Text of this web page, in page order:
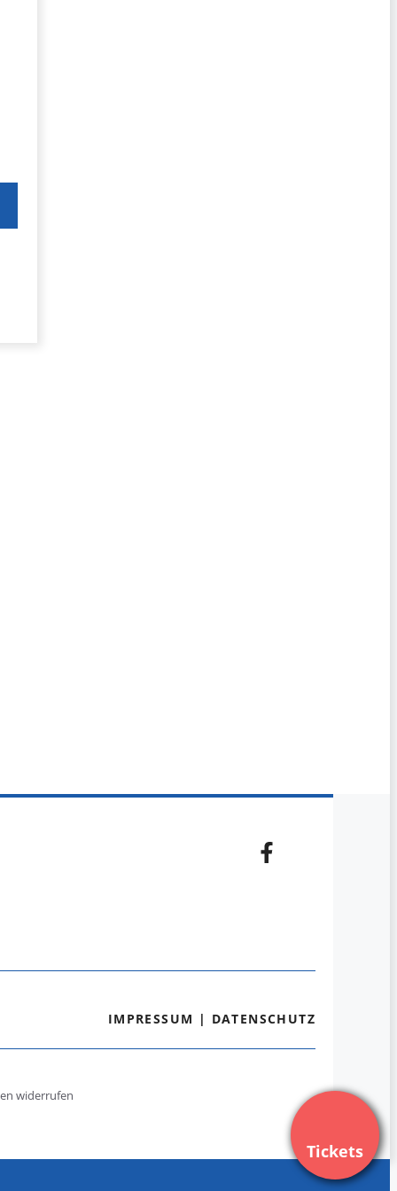
Tickets
IMPRESSUM | DATENSCHUTZ
widerrufen